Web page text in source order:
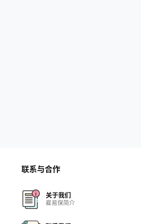
联系与合作
关于我们
雇易保简介